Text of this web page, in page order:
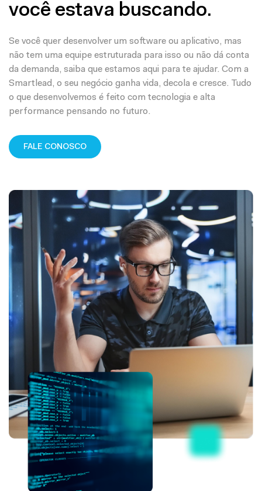
você estava buscando.
Se você quer desenvolver um software ou aplicativo, mas
não tem uma equipe estruturada para isso ou não dá conta
da demanda, saiba que estamos aqui para te ajudar. Com a
Smartlead, o seu negócio ganha vida, decola e cresce. Tudo
o que desenvolvemos é feito com tecnologia e alta
performance pensando no futuro.
FALE CONOSCO